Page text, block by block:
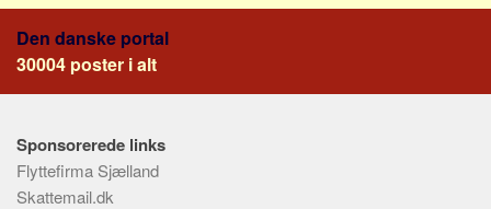
Social sikring og sundhed
Transport
Aspekter
Køb og salg
Den danske portal
30004 poster i alt
Sponsorerede links
Flyttefirma Sjælland
Skattemail.dk